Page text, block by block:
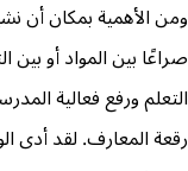
ومن الأهمية بمكان أن
صراعًا بين المواد أو
التعلم ورفع فعالية
رقعة المعارف. لقد أدى